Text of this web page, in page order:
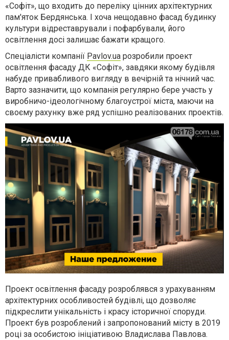
«Софіт», що входить до переліку цінних архітектурних
пам'яток Бердянська. І хоча нещодавно фасад будинку
культури відреставрували і пофарбували, його
освітлення досі залишає бажати кращого.
Спеціалісти компанії Pavlov.ua розробили проект
освітлення фасаду ДК «Софіт», завдяки якому будівля
набуде привабливого вигляду в вечірній та нічний час.
Варто зазначити, що компанія регулярно бере участь у
виробничо-ідеологічному благоустрої міста, маючи на
своєму рахунку вже ряд успішно реалізованих проектів.
Проект освітлення фасаду розроблявся з урахуванням
архітектурних особливостей будівлі, що дозволяє
підкреслити унікальність і красу історичної споруди.
Проект був розроблений і запропонований місту в 2019
році за особистою ініціативою Владислава Павлова.